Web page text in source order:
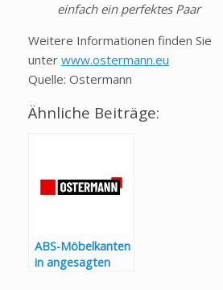
einfach ein perfektes Paar
Weitere Informationen finden Sie
unter www.ostermann.eu
Quelle: Ostermann
Ähnliche Beiträge:
ABS-Möbelkanten
in angesagten